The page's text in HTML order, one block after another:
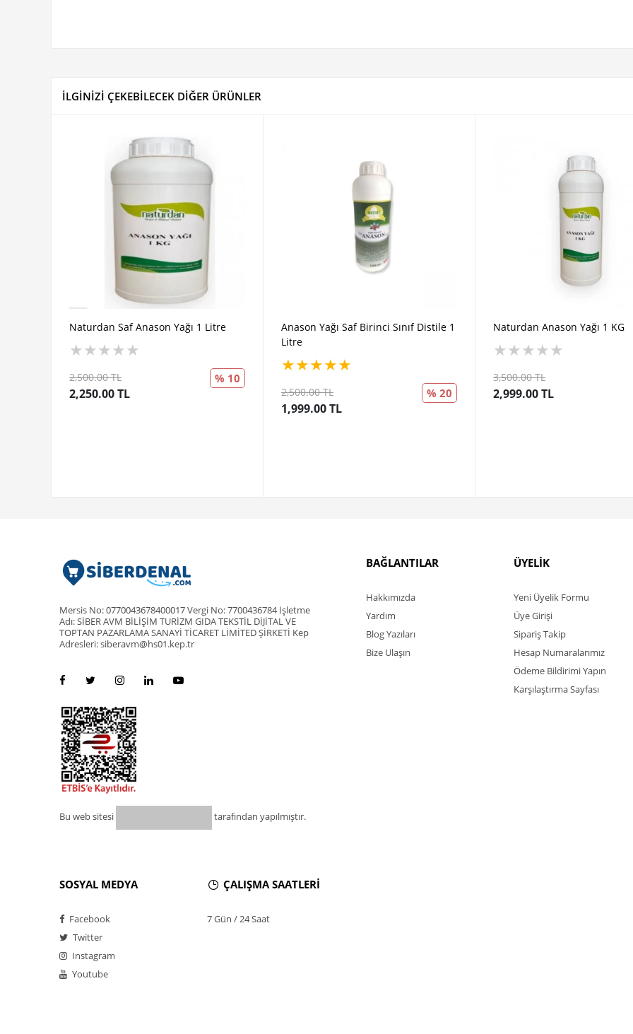
İLGİNİZİ ÇEKEBİLECEK DİĞER ÜRÜNLER
Naturdan Saf Anason Yağı 1 Litre
★★★★★
2,500.00 TL
2,250.00 TL
% 10
Anason Yağı Saf Birinci Sınıf Distile 1
Litre
★★★★★
2,500.00 TL
1,999.00 TL
% 20
Naturdan Anason Yağı 1 KG
★★★★★
3,500.00 TL
2,999.00 TL
Mersis No: 0770043678400017 Vergi No: 7700436784 İşletme
Adı: SİBER AVM BİLİŞİM TURİZM GIDA TEKSTİL DİJİTAL VE
TOPTAN PAZARLAMA SANAYİ TİCARET LİMİTED ŞİRKETİ Kep
Adresleri: siberavm@hs01.kep.tr
Bu web sitesi tarafından yapılmıştır.
BAĞLANTILAR
Hakkımızda
Yardım
Blog Yazıları
Bize Ulaşın
ÜYELİK
Yeni Üyelik Formu
Üye Girişi
Sipariş Takip
Hesap Numaralarımız
Ödeme Bildirimi Yapın
Karşılaştırma Sayfası
SOSYAL MEDYA
Facebook
Twitter
Instagram
Youtube
ÇALIŞMA SAATLERİ
7 Gün / 24 Saat